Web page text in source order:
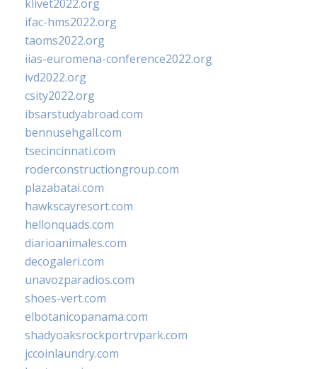
klivet2022.org
ifac-hms2022.org
taoms2022.org
iias-euromena-conference2022.org
ivd2022.org
csity2022.org
ibsarstudyabroad.com
bennusehgall.com
tsecincinnati.com
roderconstructiongroup.com
plazabatai.com
hawkscayresort.com
hellonquads.com
diarioanimales.com
decogaleri.com
unavozparadios.com
shoes-vert.com
elbotanicopanama.com
shadyoaksrockportrvpark.com
jccoinlaundry.com